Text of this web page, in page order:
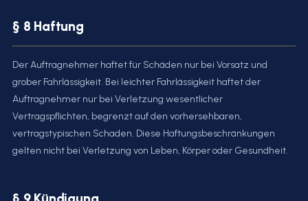
§ 8 Haftung
Der Auftragnehmer haftet für Schäden nur bei Vorsatz und
grober Fahrlässigkeit. Bei leichter Fahrlässigkeit haftet der
Auftragnehmer nur bei Verletzung wesentlicher
Vertragspflichten, begrenzt auf den vorhersehbaren,
vertragstypischen Schaden. Diese Haftungsbeschränkungen
gelten nicht bei Verletzung von Leben, Körper oder Gesundheit.